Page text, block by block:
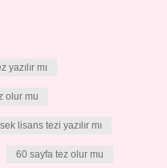
yazılır mı
olur mu
lisans tezi yazılır mı
60 sayfa tez olur mu